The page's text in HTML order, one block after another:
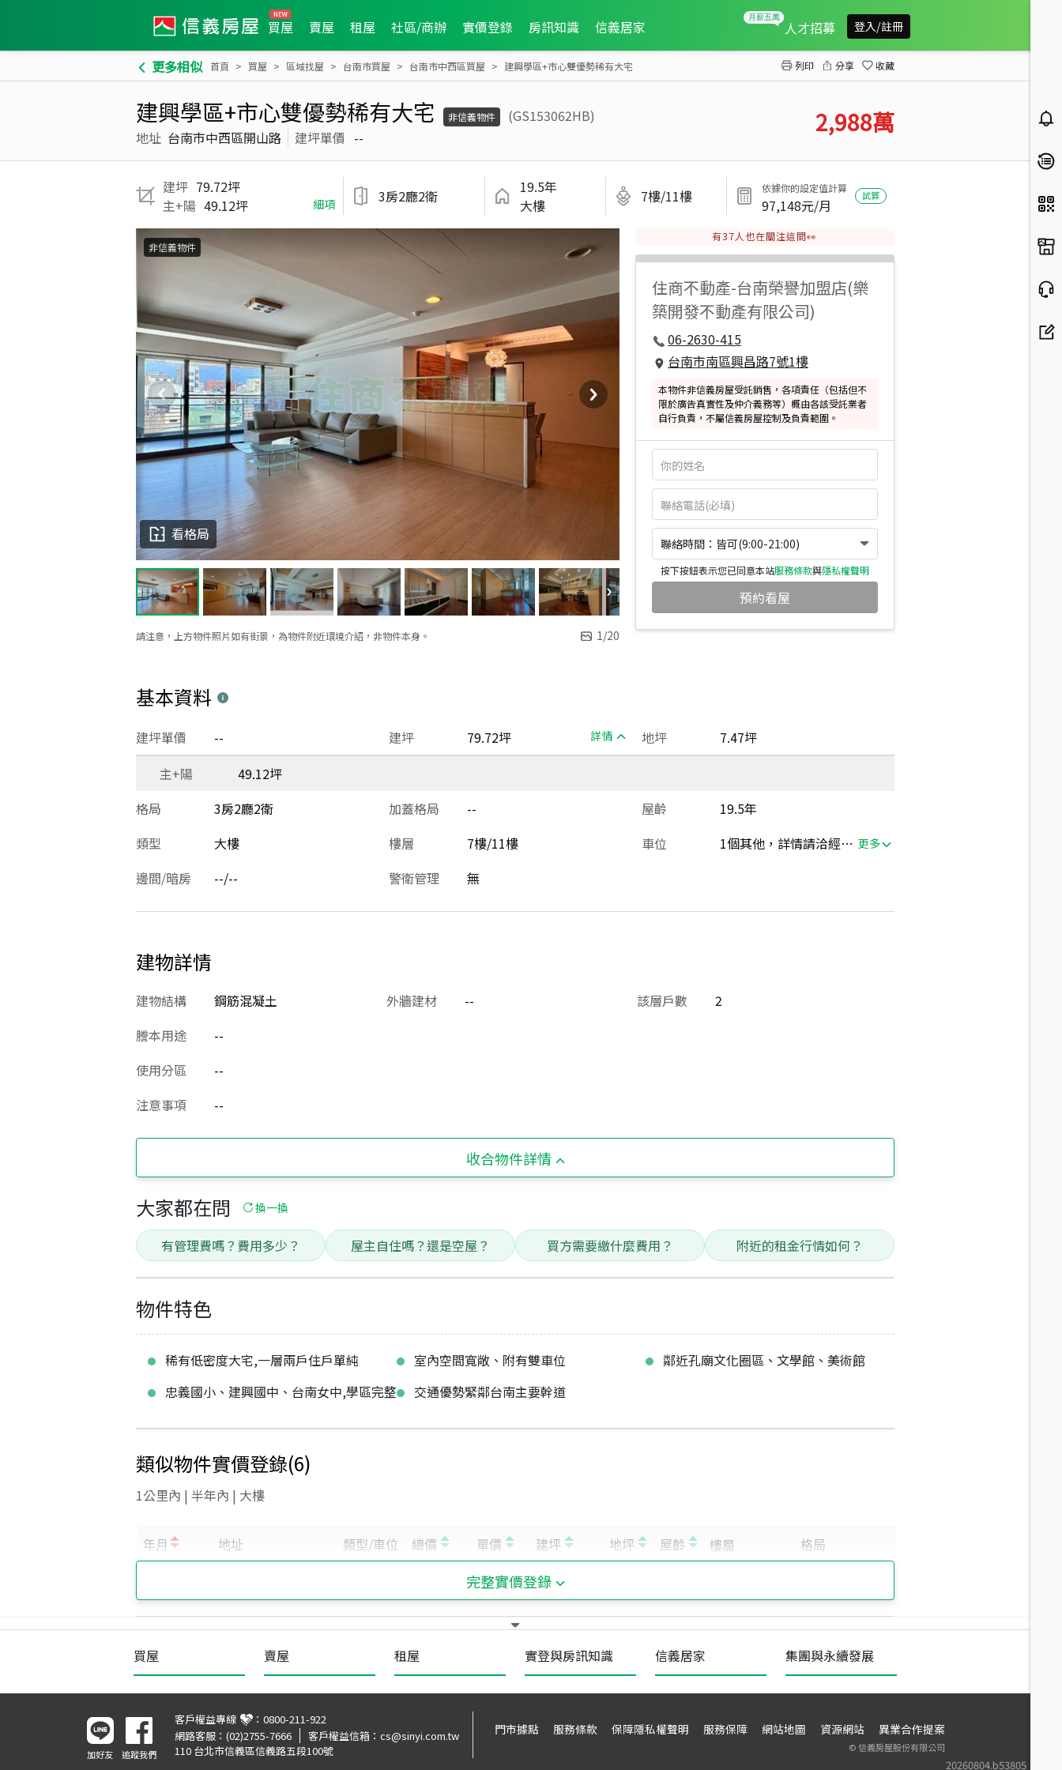
買屋 賣屋 租屋 社區/商辦 實價登錄 房訊知識 信義居家 人才招募 登入/註冊
更多相似 首頁 買屋 區域找屋 台南市買屋 台南市中西區買屋 建興學區+市心雙優勢稀有大宅 列印 分享 收藏
建興學區+市心雙優勢稀有大宅 非信義物件
(GS153062HB)
地址 台南市中西區開山路 建坪單價 -- 2,988萬
建坪 79.72坪
主+陽 49.12坪 細項 3房2廳2衛
19.5年
大樓
7樓/11樓 依據你的設定值計算
97,148元/月
試算
請注意，上方物件照片如有街景，為物件附近環境介紹，非物件本身。 1/20
看格局
非信義物件
有37人也在關注這間👀
住商不動產-台南榮譽加盟店(樂
築開發不動產有限公司)
06-2630-415
台南市南區興昌路7號1樓
本物件非信義房屋受託銷售，各項責任（包括但不
限於廣告真實性及仲介義務等）概由各該受託業者
自行負責，不屬信義房屋控制及負責範圍。
聯絡時間：皆可(9:00-21:00)
按下按鈕表示您已同意本站服務條款與隱私權聲明
預約看屋
基本資料
建坪 79.72坪 詳情
建坪單價 -- 地坪
7.47坪
主+陽
49.12坪
格局
3房2廳2衛 加蓋格局 -- 屋齡
19.5年
類型
大樓 樓層 7樓/11樓 車位 1個其他，詳情請洽經紀人員 更多
邊間/暗房 --/-- 警衛管理 無
建物詳情
建物結構 鋼筋混凝土 外牆建材 -- 該層戶數
2
謄本用途
--
使用分區
--
注意事項
--
收合物件詳情
大家都在問 換一換
有管理費嗎？費用多少？ 屋主自住嗎？還是空屋？ 買方需要繳什麼費用？ 附近的租金行情如何？
物件特色
稀有低密度大宅,一層兩戶住戶單純 室內空間寬敞、附有雙車位
鄰近孔廟文化圈區、文學館、美術館
忠義國小、建興國中、台南女中,學區完整
交通優勢緊鄰台南主要幹道
類似物件實價登錄(6)
1公里內 | 半年內 | 大樓
完整實價登錄
買屋 賣屋 租屋 實登與房訊知識 信義居家 集團與永續發展
20260804.b53805
加好友 追蹤我們
客戶權益專線 ： 0800-211-922
網路客服： (02)2755-7666 客戶權益信箱： cs@sinyi.com.tw
110 台北市信義區信義路五段100號
門市據點 服務條款 保障隱私權聲明 服務保障 網站地圖 資源網站 異業合作提案
©信義房屋股份有限公司